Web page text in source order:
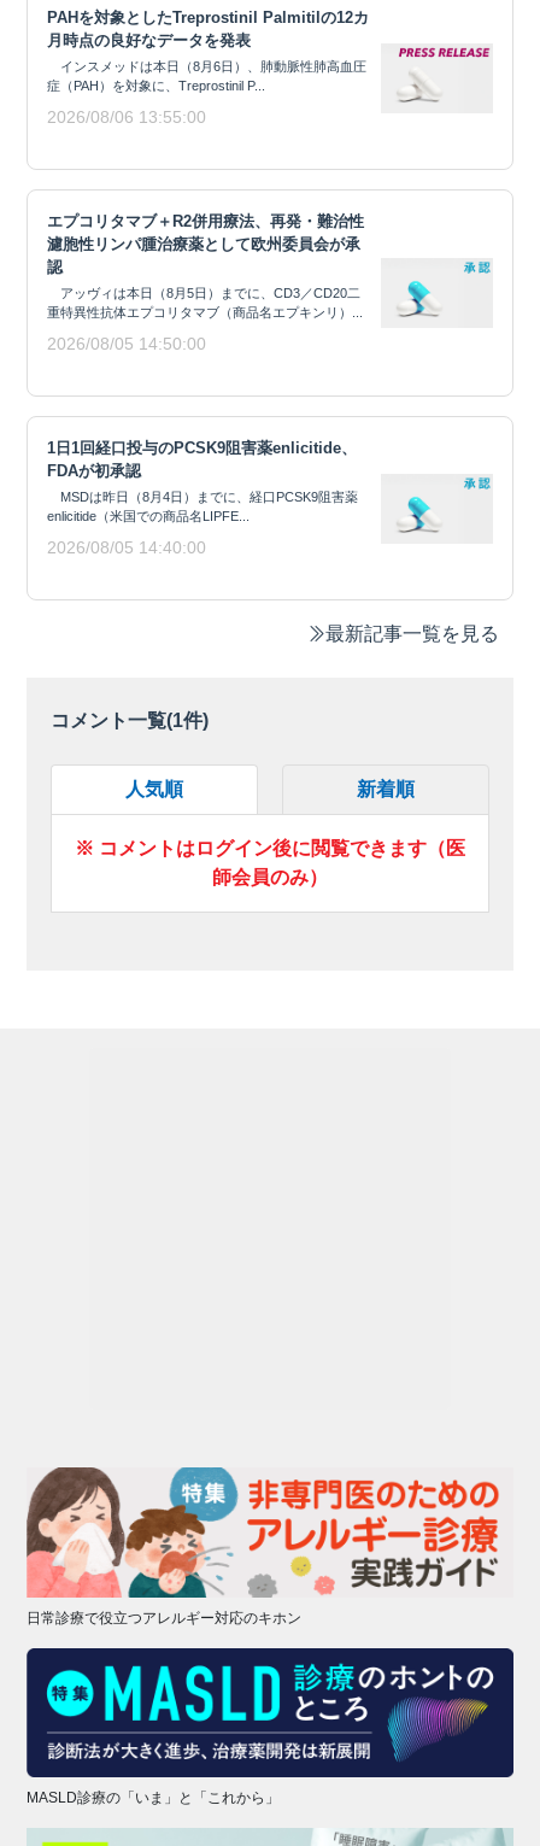
PAHを対象としたTreprostinil Palmitilの12カ
月時点の良好なデータを発表
インスメッドは本日（8月6日）、肺動脈性肺高血圧
症（PAH）を対象に、Treprostinil P...
2026/08/06 13:55:00
エプコリタマブ＋R2併用療法、再発・難治性
濾胞性リンパ腫治療薬として欧州委員会が承
認
アッヴィは本日（8月5日）までに、CD3／CD20二
重特異性抗体エプコリタマブ（商品名エプキンリ）...
2026/08/05 14:50:00
1日1回経口投与のPCSK9阻害薬enlicitide、
FDAが初承認
MSDは昨日（8月4日）までに、経口PCSK9阻害薬
enlicitide（米国での商品名LIPFE...
2026/08/05 14:40:00
最新記事一覧を見る
コメント一覧(1件)
人気順 新着順
※ コメントはログイン後に閲覧できます（医
師会員のみ）
日常診療で役立つアレルギー対応のキホン
MASLD診療の「いま」と「これから」